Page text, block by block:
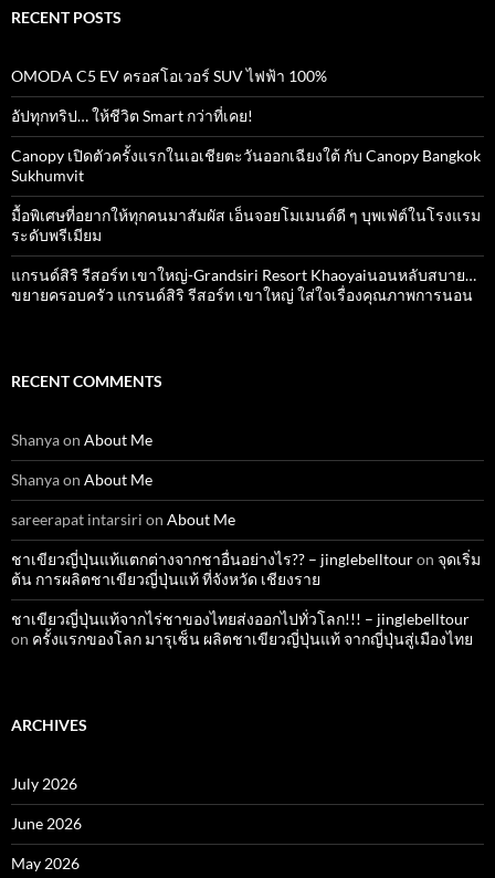
RECENT POSTS
OMODA C5 EV ครอสโอเวอร์ SUV ไฟฟ้า 100%
อัปทุกทริป… ให้ชีวิต Smart กว่าที่เคย!
Canopy เปิดตัวครั้งแรกในเอเชียตะวันออกเฉียงใต้ กับ Canopy Bangkok
Sukhumvit
มื้อพิเศษที่อยากให้ทุกคนมาสัมผัส เอ็นจอยโมเมนต์ดี ๆ บุพเฟ่ต์ในโรงแรม
ระดับพรีเมียม
แกรนด์สิริ​ รีสอร์ท​ เขาใหญ่​-Grandsiri​ Resort​ Khaoyaiนอนหลับสบาย…
ขยายครอบครัว แกรนด์สิริ รีสอร์ท เขาใหญ่ ใส่ใจเรื่องคุณภาพการนอน
RECENT COMMENTS
Shanyaon About Me
Shanyaon About Me
sareerapat intarsiri on About Me
ชาเขียวญี่ปุ่นแท้แตกต่างจากชาอื่นอย่างไร?? – jinglebelltouron จุดเริ่ม
ต้น การผลิตชาเขียวญี่ปุ่นแท้ ที่จังหวัด เชียงราย
ชาเขียวญี่ปุ่นแท้จากไร่ชาของไทยส่งออกไปทั่วโลก!!! – jinglebelltour
on ครั้งแรกของโลก มารุเซ็น ผลิตชาเขียวญี่ปุ่นแท้ จากญี่ปุ่นสู่เมืองไทย
ARCHIVES
July 2026
June 2026
May 2026